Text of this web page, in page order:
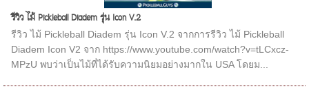
รีวิว ไม้ Pickleball Diadem รุ่น Icon V.2
รีวิว ไม้ Pickleball Diadem รุ่น Icon V.2 จากการรีวิว ไม้ Pickleball
Diadem Icon V2 จาก https://www.youtube.com/watch?v=tLCxcz-
MPzU พบว่าเป็นไม้ที่ได้รับความนิยมอย่างมากใน USA โดยม...